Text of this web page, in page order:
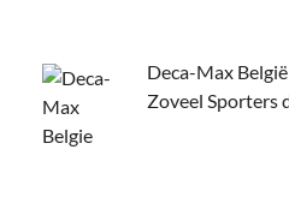
Deca-Max
Zoveel Sporters